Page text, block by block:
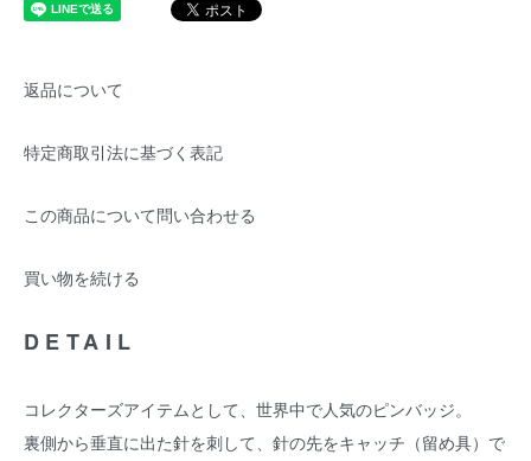
返品について
特定商取引法に基づく表記
この商品について問い合わせる
買い物を続ける
DETAIL
コレクターズアイテムとして、世界中で人気のピンバッジ。
裏側から垂直に出た針を刺して、針の先をキャッチ（留め具）で